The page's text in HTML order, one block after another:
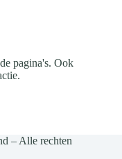
pagina's. Ook
– Alle rechten